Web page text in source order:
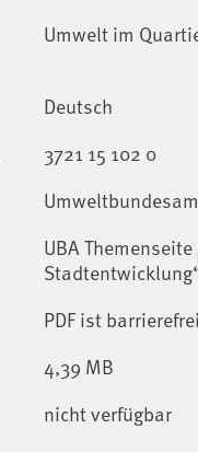
Umwelt im
Deutsch
3721 15 102 0
UBA
PDF ist barrierefrei
4,39 MB
nicht verfügbar